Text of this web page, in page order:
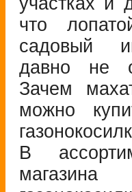
что
садовый
давно не
Зачем
можно
В